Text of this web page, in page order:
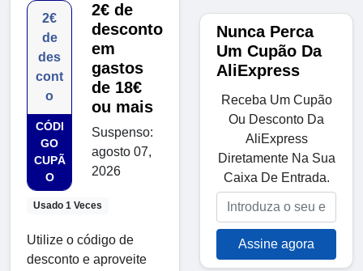
2€
de
des
cont
o
CÓDI
GO
CUPÃ
O
Usado 1 Veces
2€ de
desconto
em
gastos
de 18€
ou mais
Suspenso:
agosto 07,
2026
Utilize o código de
desconto e aproveite
Nunca Perca
Um Cupão Da
AliExpress
Receba Um Cupão
Ou Desconto Da
AliExpress
Diretamente Na Sua
Caixa De Entrada.
Assine agora